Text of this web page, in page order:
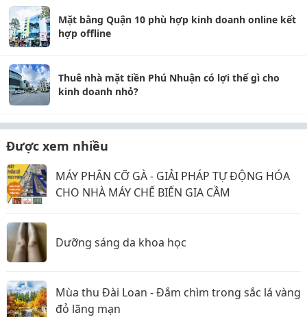
Mặt bằng Quận 10 phù hợp kinh doanh online kết
hợp offline
Thuê nhà mặt tiền Phú Nhuận có lợi thế gì cho
kinh doanh nhỏ?
Được xem nhiều
MÁY PHÂN CỠ GÀ - GIẢI PHÁP TỰ ĐỘNG HÓA
CHO NHÀ MÁY CHẾ BIẾN GIA CẦM
Dưỡng sáng da khoa học
Mùa thu Đài Loan - Đắm chìm trong sắc lá vàng
đỏ lãng mạn